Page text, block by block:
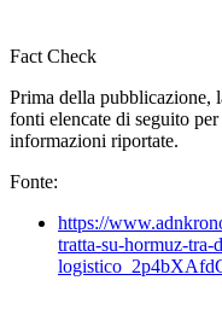
Fact Check
Prima della pubblicazione,
fonti elencate di seguito
informazioni riportate.
Fonte:
https://
tratta-su-hormuz-tra-